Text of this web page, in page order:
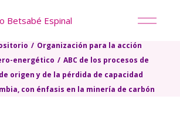
Organización para la acción
energético
ABC de los procesos de
origen y de la pérdida de capacidad
con énfasis en la minería de carbón